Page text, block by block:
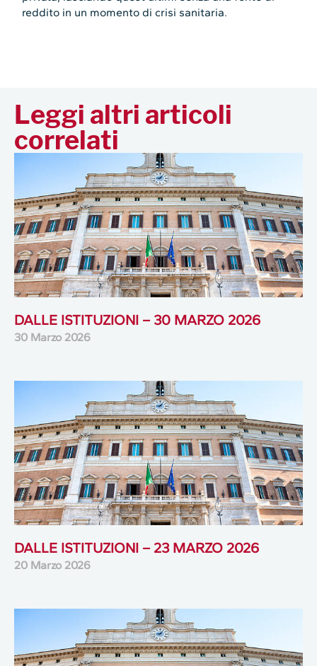
reddito in un momento di crisi sanitaria.
Leggi altri articoli
correlati
DALLE ISTITUZIONI – 30 MARZO 2026
30 Marzo 2026
DALLE ISTITUZIONI – 23 MARZO 2026
20 Marzo 2026